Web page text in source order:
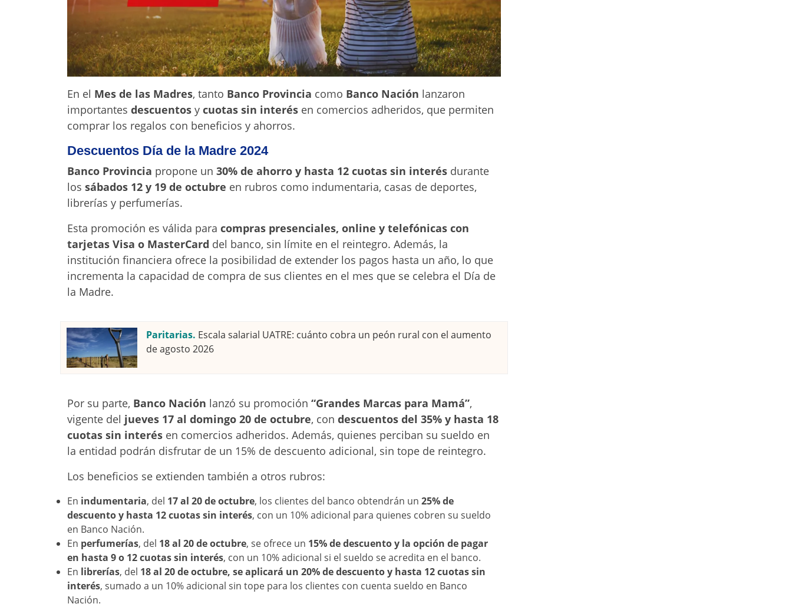
En el Mes de las Madres, tanto Banco Provincia como Banco Nación lanzaron
importantes descuentos y cuotas sin interés en comercios adheridos, que permiten
comprar los regalos con beneficios y ahorros.
Descuentos Día de la Madre 2024
Banco Provincia propone un 30% de ahorro y hasta 12 cuotas sin interés durante
los sábados 12 y 19 de octubre en rubros como indumentaria, casas de deportes,
librerías y perfumerías.
Esta promoción es válida para compras presenciales, online y telefónicas con
tarjetas Visa o MasterCard del banco, sin límite en el reintegro. Además, la
institución financiera ofrece la posibilidad de extender los pagos hasta un año, lo que
incrementa la capacidad de compra de sus clientes en el mes que se celebra el Día de
la Madre.
Paritarias. Escala salarial UATRE: cuánto cobra un peón rural con el aumento
de agosto 2026
Por su parte, Banco Nación lanzó su promoción “Grandes Marcas para Mamá”,
vigente del jueves 17 al domingo 20 de octubre, con descuentos del 35% y hasta 18
cuotas sin interés en comercios adheridos. Además, quienes perciban su sueldo en
la entidad podrán disfrutar de un 15% de descuento adicional, sin tope de reintegro.
Los beneficios se extienden también a otros rubros:
En indumentaria, del 17 al 20 de octubre, los clientes del banco obtendrán un 25% de
descuento y hasta 12 cuotas sin interés, con un 10% adicional para quienes cobren su sueldo
en Banco Nación.
En perfumerías, del 18 al 20 de octubre, se ofrece un 15% de descuento y la opción de pagar
en hasta 9 o 12 cuotas sin interés, con un 10% adicional si el sueldo se acredita en el banco.
En librerías, del 18 al 20 de octubre, se aplicará un 20% de descuento y hasta 12 cuotas sin
interés, sumado a un 10% adicional sin tope para los clientes con cuenta sueldo en Banco
Nación.